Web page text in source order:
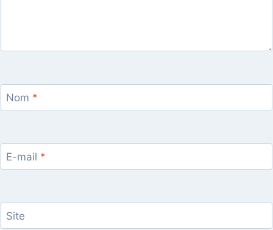
Nom *
E-mail *
Site